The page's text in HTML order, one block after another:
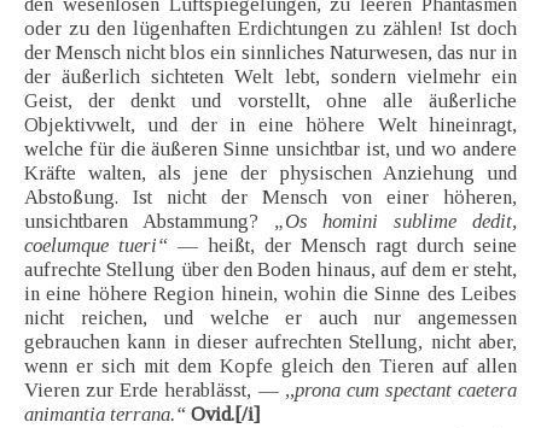
oder zu den lügenhaften Erdichtungen zu zählen! Ist doch
der Mensch nicht blos ein sinnliches Naturwesen, das nur in
der äußerlich sichteten Welt lebt, sondern vielmehr ein
Geist, der denkt und vorstellt, ohne alle äußerliche
Objektivwelt, und der in eine höhere Welt hineinragt,
welche für die äußeren Sinne unsichtbar ist, und wo andere
Kräfte walten, als jene der physischen Anziehung und
Abstoßung. Ist nicht der Mensch von einer höheren,
unsichtbaren Abstammung? „Os homini sublime dedit,
coelumque tueri“ — heißt, der Mensch ragt durch seine
aufrechte Stellung über den Boden hinaus, auf dem er steht,
in eine höhere Region hinein, wohin die Sinne des Leibes
nicht reichen, und welche er auch nur angemessen
gebrauchen kann in dieser aufrechten Stellung, nicht aber,
wenn er sich mit dem Kopfe gleich den Tieren auf allen
Vieren zur Erde herablässt, — ,,prona cum spectant caetera
animantia terrana.“ Ovid.[/i]